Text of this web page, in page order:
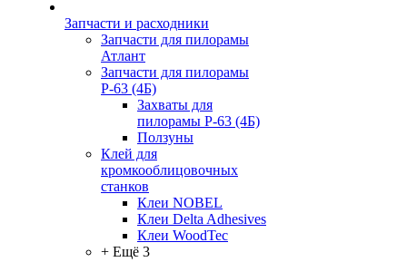
Запчасти и расходники
Запчасти для пилорамы
Атлант
Запчасти для пилорамы
Р-63 (4Б)
Захваты для
пилорамы Р-63 (4Б)
Ползуны
Клей для
кромкооблицовочных
станков
Клеи NOBEL
Клеи Delta Adhesives
Клеи WoodTec
+ Ещё 3